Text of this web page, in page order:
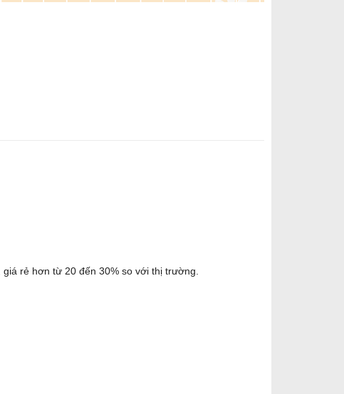
rẻ hơn từ 20 đến 30% so với thị trường.